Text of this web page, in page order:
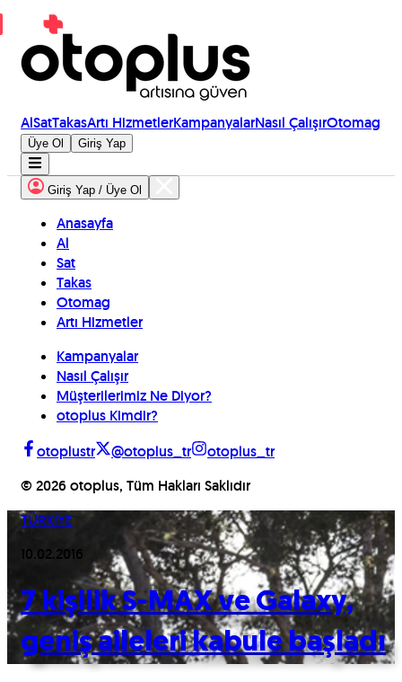
AlSatTakasArtı HizmetlerKampanyalarNasıl ÇalışırOtomag
Üye Ol Giriş Yap
Giriş Yap / Üye Ol
Anasayfa
Al
Sat
Takas
Otomag
Artı Hizmetler
Kampanyalar
Nasıl Çalışır
Müşterilerimiz Ne Diyor?
otoplus Kimdir?
otoplustr
@otoplus_tr
otoplus_tr
© 2026 otoplus, Tüm Hakları Saklıdır
TÜRKİYE
10.02.2016
7 kişilik S-MAX ve Galaxy,
geniş aileleri kabule başladı